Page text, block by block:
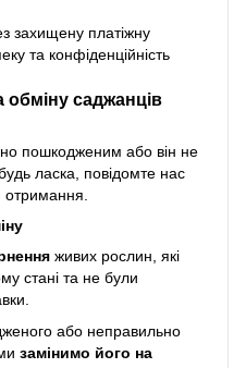
захищену платіжну
та конфіденційність
обміну саджанців
пошкодженим або він не
ласка, повідомте нас
отримання.
живих рослин, які
стані та не були
або неправильно
замінимо його на